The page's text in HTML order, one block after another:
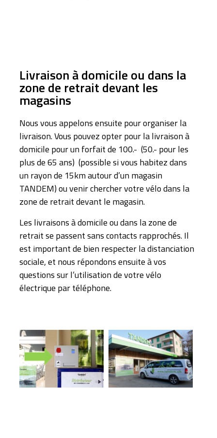
Livraison à domicile ou dans la
zone de retrait devant les
magasins
Nous vous appelons ensuite pour organiser la
livraison. Vous pouvez opter pour la livraison à
domicile pour un forfait de 100.- (50.- pour les
plus de 65 ans) (possible si vous habitez dans
un rayon de 15km autour d’un magasin
TANDEM) ou venir chercher votre vélo dans la
zone de retrait devant le magasin.
Les livraisons à domicile ou dans la zone de
retrait se passent sans contacts rapprochés. Il
est important de bien respecter la distanciation
sociale, et nous répondons ensuite à vos
questions sur l’utilisation de votre vélo
électrique par téléphone.